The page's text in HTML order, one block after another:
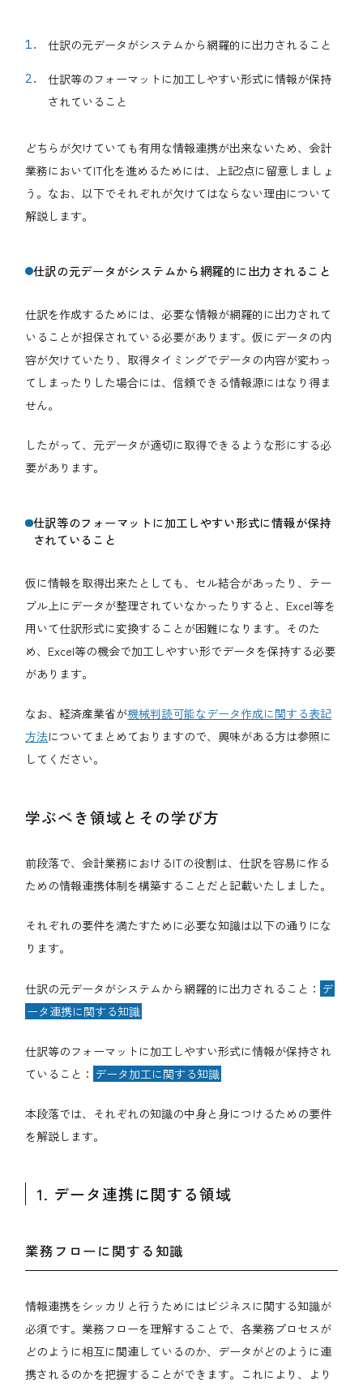
仕訳の元データがシステムから網羅的に出力されること
仕訳等のフォーマットに加工しやすい形式に情報が保持
されていること
どちらが欠けていても有用な情報連携が出来ないため、会計
業務においてIT化を進めるためには、上記2点に留意しましょ
う。なお、以下でそれぞれが欠けてはならない理由について
解説します。
仕訳の元データがシステムから網羅的に出力されること
仕訳を作成するためには、必要な情報が網羅的に出力されて
いることが担保されている必要があります。仮にデータの内
容が欠けていたり、取得タイミングでデータの内容が変わっ
てしまったりした場合には、信頼できる情報源にはなり得ま
せん。
したがって、元データが適切に取得できるような形にする必
要があります。
仕訳等のフォーマットに加工しやすい形式に情報が保持
されていること
仮に情報を取得出来たとしても、セル結合があったり、テー
ブル上にデータが整理されていなかったりすると、Excel等を
用いて仕訳形式に変換することが困難になります。そのた
め、Excel等の機会で加工しやすい形でデータを保持する必要
があります。
なお、経済産業省が機械判読可能なデータ作成に関する表記
方法についてまとめておりますので、興味がある方は参照に
してください。
学ぶべき領域とその学び方
前段落で、会計業務におけるITの役割は、仕訳を容易に作る
ための情報連携体制を構築することだと記載いたしました。
それぞれの要件を満たすために必要な知識は以下の通りにな
ります。
仕訳の元データがシステムから網羅的に出力されること： デ
ータ連携に関する知識
仕訳等のフォーマットに加工しやすい形式に情報が保持され
ていること： データ加工に関する知識
本段落では、それぞれの知識の中身と身につけるための要件
を解説します。
1. データ連携に関する領域
業務フローに関する知識
情報連携をシッカリと行うためにはビジネスに関する知識が
必須です。業務フローを理解することで、各業務プロセスが
どのように相互に関連しているのか、データがどのように連
携されるのかを把握することができます。これにより、より